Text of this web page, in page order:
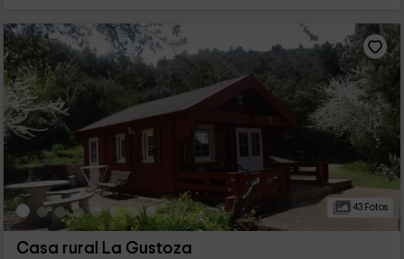
43 Fotos
Casa rural La Gustoza